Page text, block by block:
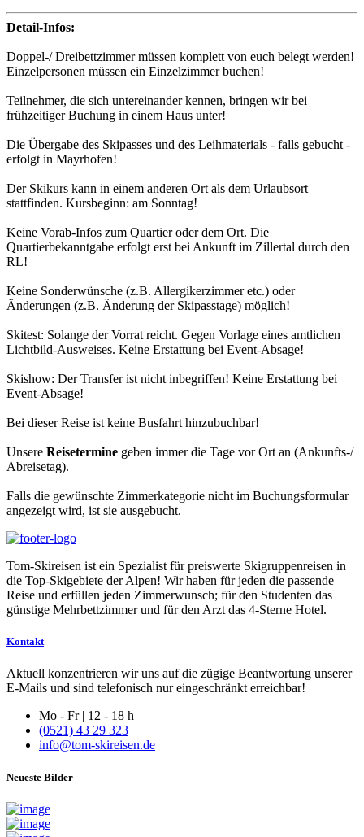
Detail-Infos:
Doppel-/ Dreibettzimmer müssen komplett von euch belegt werden!
Einzelpersonen müssen ein Einzelzimmer buchen!
Teilnehmer, die sich untereinander kennen, bringen wir bei
frühzeitiger Buchung in einem Haus unter!
Die Übergabe des Skipasses und des Leihmaterials - falls gebucht -
erfolgt in Mayrhofen!
Der Skikurs kann in einem anderen Ort als dem Urlaubsort
stattfinden. Kursbeginn: am Sonntag!
Keine Vorab-Infos zum Quartier oder dem Ort. Die
Quartierbekanntgabe erfolgt erst bei Ankunft im Zillertal durch den
RL!
Keine Sonderwünsche (z.B. Allergikerzimmer etc.) oder
Änderungen (z.B. Änderung der Skipasstage) möglich!
Skitest: Solange der Vorrat reicht. Gegen Vorlage eines amtlichen
Lichtbild-Ausweises. Keine Erstattung bei Event-Absage!
Skishow: Der Transfer ist nicht inbegriffen! Keine Erstattung bei
Event-Absage!
Bei dieser Reise ist keine Busfahrt hinzubuchbar!
Unsere Reisetermine geben immer die Tage vor Ort an (Ankunfts-/
Abreisetag).
Falls die gewünschte Zimmerkategorie nicht im Buchungsformular
angezeigt wird, ist sie ausgebucht.
Tom-Skireisen ist ein Spezialist für preiswerte Skigruppenreisen in
die Top-Skigebiete der Alpen! Wir haben für jeden die passende
Reise und erfüllen jeden Zimmerwunsch; für den Studenten das
günstige Mehrbettzimmer und für den Arzt das 4-Sterne Hotel.
Kontakt
Aktuell konzentrieren wir uns auf die zügige Beantwortung unserer
E-Mails und sind telefonisch nur eingeschränkt erreichbar!
Mo - Fr | 12 - 18 h
(0521) 43 29 323
info@tom-skireisen.de
Neueste Bilder